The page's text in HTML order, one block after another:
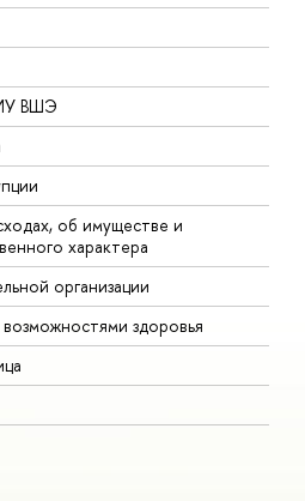
ВШЭ
об имуществе и
характера
организации
здоровья